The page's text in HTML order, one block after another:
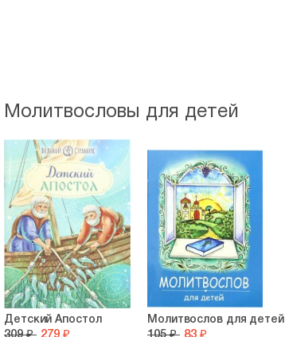
Молитвословы для детей
Детский Апостол
309 ₽ 279 ₽
Молитвослов для детей
105 ₽ 83 ₽